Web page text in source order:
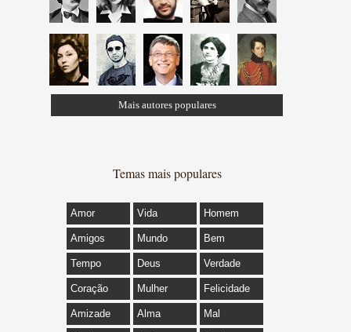
Mais autores populares
Temas mais populares
Amor Vida Homem
Amigos Mundo Bem
Tempo Deus Verdade
Coração Mulher Felicidade
Amizade Alma Mal